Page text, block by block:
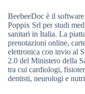
BeebeeDoc è il
Poppix Srl per studi
sanitari in Italia. La
prenotazioni online,
elettronica con invio al
2.0 del Ministero della
tra cui cardiologi,
dentisti, neurologi e